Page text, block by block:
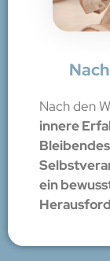
Nach den
innere
Bleibendes
ein